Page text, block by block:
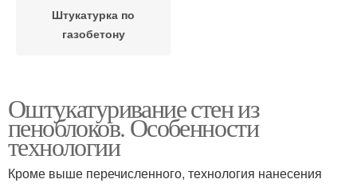
Штукатурка по
газобетону
Оштукатуривание стен из
пеноблоков. Особенности
технологии
Кроме выше перечисленного, технология нанесения